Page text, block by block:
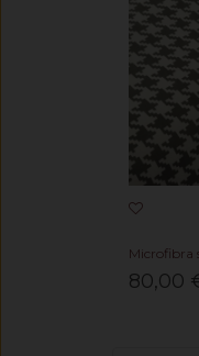
Microfibra
80,00